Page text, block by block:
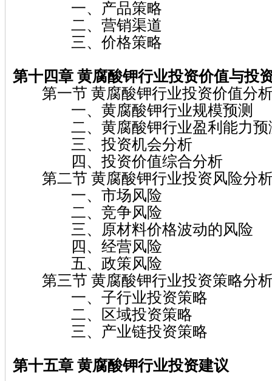
一、产品策略
二、营销渠道
三、价格策略
第十四章 黄腐酸钾行业投资价值与投
第一节 黄腐酸钾行业投资价值分
一、黄腐酸钾行业规模预测
二、黄腐酸钾行业盈利能力预
三、投资机会分析
四、投资价值综合分析
第二节 黄腐酸钾行业投资风险分
一、市场风险
二、竞争风险
三、原材料价格波动的风险
四、经营风险
五、政策风险
第三节 黄腐酸钾行业投资策略分
一、子行业投资策略
二、区域投资策略
三、产业链投资策略
第十五章 黄腐酸钾行业投资建议